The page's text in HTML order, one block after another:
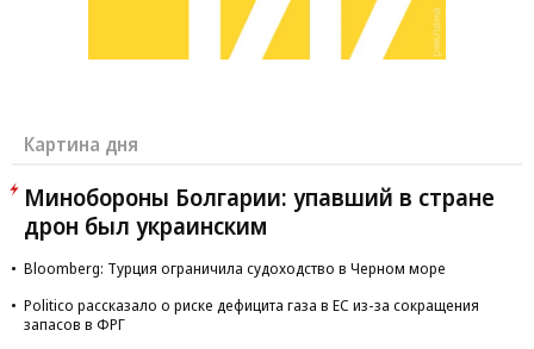
Картина дня
Минобороны Болгарии: упавший в стране
дрон был украинским
Bloomberg: Турция ограничила судоходство в Черном море
Politico рассказало о риске дефицита газа в ЕС из-за сокращения
запасов в ФРГ